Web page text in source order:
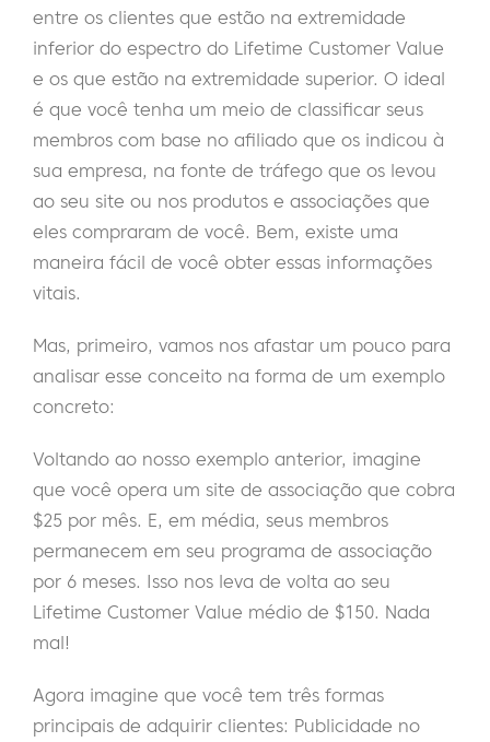
entre os clientes que estão na extremidade
inferior do espectro do Lifetime Customer Value
e os que estão na extremidade superior. O ideal
é que você tenha um meio de classificar seus
membros com base no afiliado que os indicou à
sua empresa, na fonte de tráfego que os levou
ao seu site ou nos produtos e associações que
eles compraram de você. Bem, existe uma
maneira fácil de você obter essas informações
vitais.
Mas, primeiro, vamos nos afastar um pouco para
analisar esse conceito na forma de um exemplo
concreto:
Voltando ao nosso exemplo anterior, imagine
que você opera um site de associação que cobra
$25 por mês. E, em média, seus membros
permanecem em seu programa de associação
por 6 meses. Isso nos leva de volta ao seu
Lifetime Customer Value médio de $150. Nada
mal!
Agora imagine que você tem três formas
principais de adquirir clientes: Publicidade no